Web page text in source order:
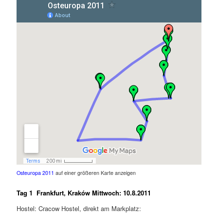
Osteuropa 2011 auf einer größeren Karte anzeigen
Tag 1 Frankfurt, Kraków Mittwoch: 10.8.2011
Hostel: Cracow Hostel, direkt am Markplatz: